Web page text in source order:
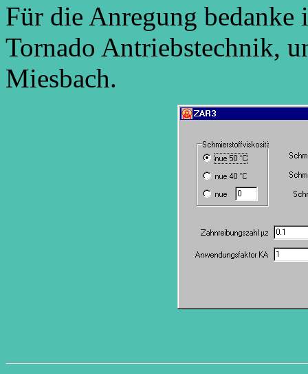
Für die Anregung
Tornado Antriebstechnik,
Miesbach.